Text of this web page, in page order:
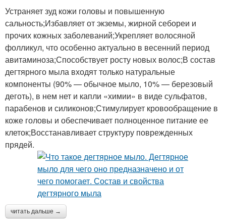
Устраняет зуд кожи головы и повышенную
сальность;Избавляет от экземы, жирной себореи и
прочих кожных заболеваний;Укрепляет волосяной
фолликул, что особенно актуально в весенний период
авитаминоза;Способствует росту новых волос;В состав
дегтярного мыла входят только натуральные
компоненты (90% — обычное мыло, 10% — березовый
деготь), в нем нет и капли «химии» в виде сульфатов,
парабенов и силиконов;Стимулирует кровообращение в
коже головы и обеспечивает полноценное питание ее
клеток;Восстанавливает структуру поврежденных
прядей.
читать дальше →